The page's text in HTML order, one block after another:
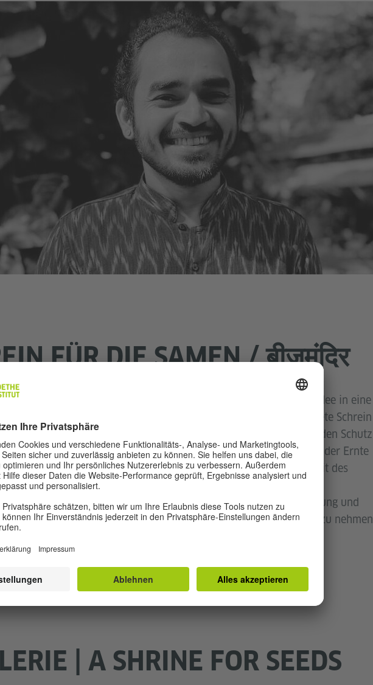
FÜR DIE SAMEN / बीजमंदिर
/ बीजमंदिर
dient als faktischer Ritualraum und verwandelt eine Idee in eine
Präsenz. Dieser dem Saatgut und seinen Bewahrerinnen gewidmete Schrein
Vorhang aus wiederverwendeten Saris umhüllt – ein Symbol für den Schutz
traditionellen Sari-Zaun, der in ländlichen Regionen zum Schutz der Ernte
diese sich ständig wandelnde, ätherische Struktur die Schönheit des
einem Saatgutbewahrer gefertigte Ikone – Sinnbild für Bewahrung und
sind eingeladen, Saatbomben alsPrasaadmit nach Hause zu nehmen
und als Fortsetzung des Kreislaufs von Wachstum und Fürsorge.
| A SHRINE FOR SEEDS